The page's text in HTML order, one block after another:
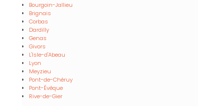
Bourgoin-Jallieu
Brignais
Corbas
Dardilly
Genas
Givors
L'Isle-d'Abeau
Lyon
Meyzieu
Pont-de-Chéruy
Pont-Évêque
Rive-de-Gier